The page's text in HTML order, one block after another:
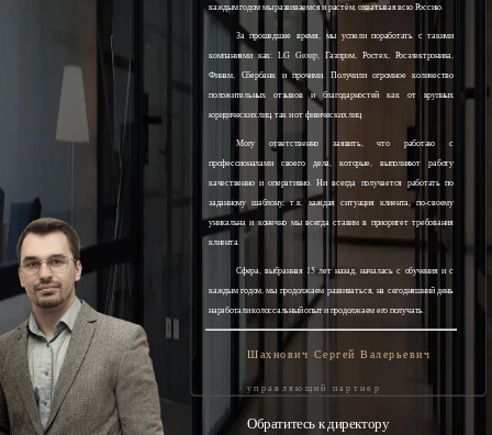
каждым годом мы развиваемся и растём, охватывая всю Россию.
За прошедшее время, мы успели поработать с такими
компаниями как: LG Group, Газпром, Ростех, Росэлектроника,
Финам, Сбербанк и прочими. Получили огромное количество
положительных отзывов и благодарностей как от крупных
юридических лиц, так и от физических лиц.
Могу ответственно заявить, что работаю с
профессионалами своего дела, которые, выполняют работу
качественно и оперативно. Ни всегда получается работать по
заданному шаблону, т.к. каждая ситуация клиента, по-своему
уникальна и конечно мы всегда ставим в приоритет требования
клиента.
Сфера, выбранная 15 лет назад, началась с обучения и с
каждым годом, мы продолжаем развиваться, на сегодняшний день
наработали колоссальный опыт и продолжаем его получать.
Шахнович Сергей Валерьевич
управляющий партнер
Обратитесь к директору